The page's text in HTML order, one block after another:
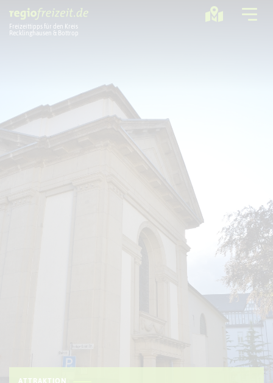
Freizeittipps für den Kreis
Recklinghausen & Bottrop
Sport + Bewegung
Aktuelles
Freizeitregion
ATTRAKTION